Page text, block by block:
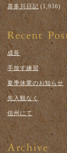
喜多川日記(1,936)
成長
手放す練習
夏季休業のお知らせ
先入観なく
信州にて